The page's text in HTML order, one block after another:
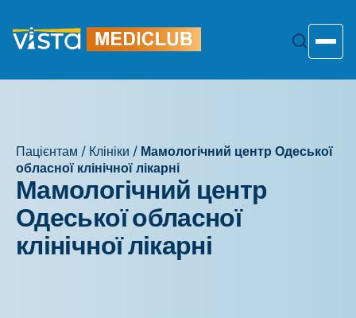
змісту
Пацієнтам / Клініки / Мамологічний центр Одеської
обласної клінічної лікарні
Мамологічний центр
Одеської обласної
клінічної лікарні